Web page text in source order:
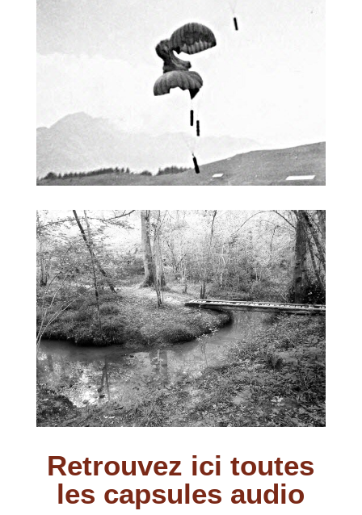
Retrouvez ici toutes
les capsules audio